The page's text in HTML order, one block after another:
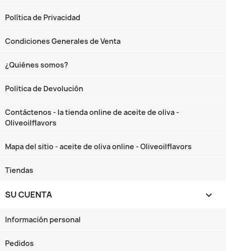
Política de Privacidad
Condiciones Generales de Venta
¿Quiénes somos?
Politica de Devolución
Contáctenos - la tienda online de aceite de oliva -
Oliveoilflavors
Mapa del sitio - aceite de oliva online - Oliveoilflavors
Tiendas
SU CUENTA 
Información personal
Pedidos